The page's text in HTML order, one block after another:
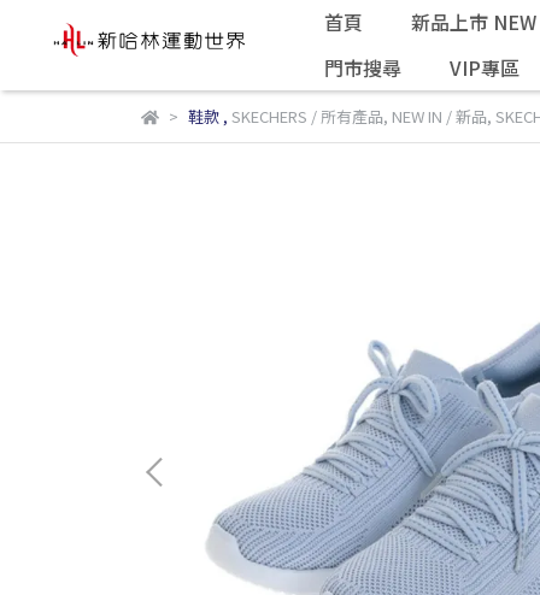
首頁
新品上市
門市搜尋
VIP專區
鞋款, SKECHERS / 所有產品, NEW IN / 新品,